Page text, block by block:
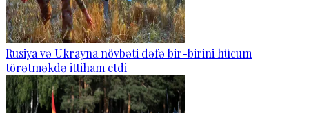
Rusiya və Ukrayna növbəti dəfə bir-birini hücum
törətməkdə ittiham etdi